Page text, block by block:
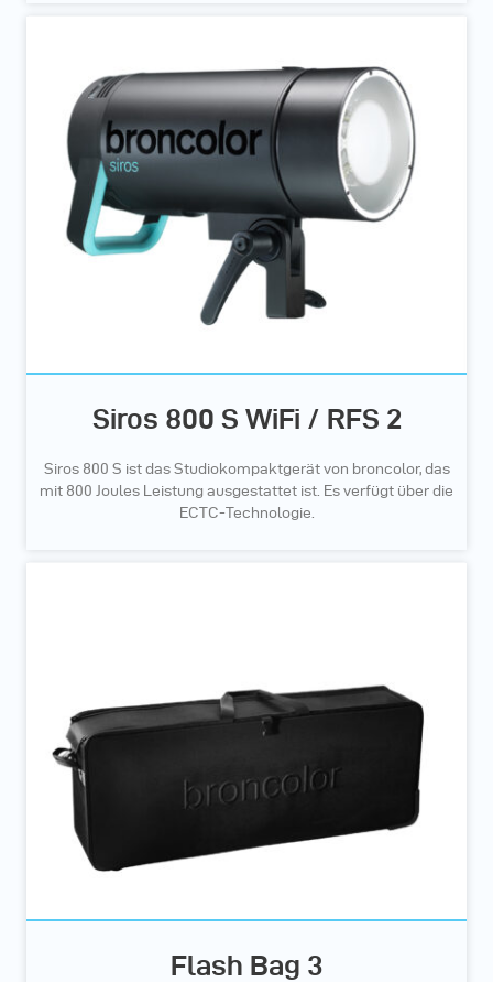
Siros 800 S WiFi / RFS 2
Siros 800 S ist das Studiokompaktgerät von broncolor, das
mit 800 Joules Leistung ausgestattet ist. Es verfügt über die
ECTC-Technologie.
Flash Bag 3